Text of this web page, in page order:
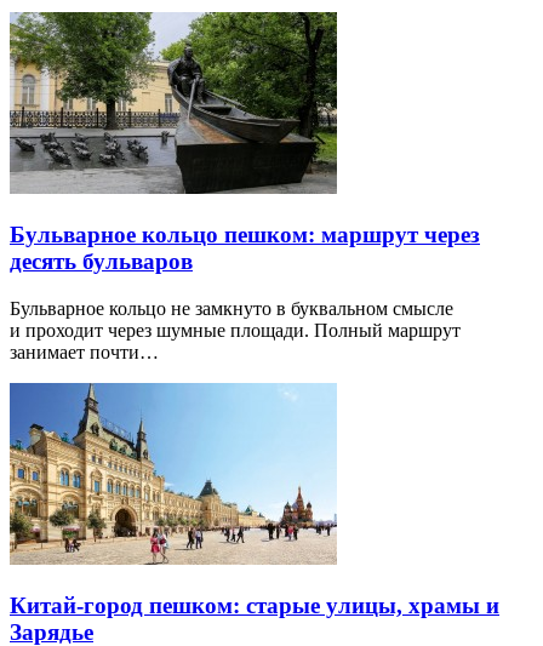
Бульварное кольцо пешком: маршрут через
десять бульваров
Бульварное кольцо не замкнуто в буквальном смысле
и проходит через шумные площади. Полный маршрут
занимает почти…
Китай-город пешком: старые улицы, храмы и
Зарядье